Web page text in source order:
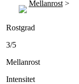
Mellanrost>
Rostgrad
3/5
Mellanrost
Intensitet